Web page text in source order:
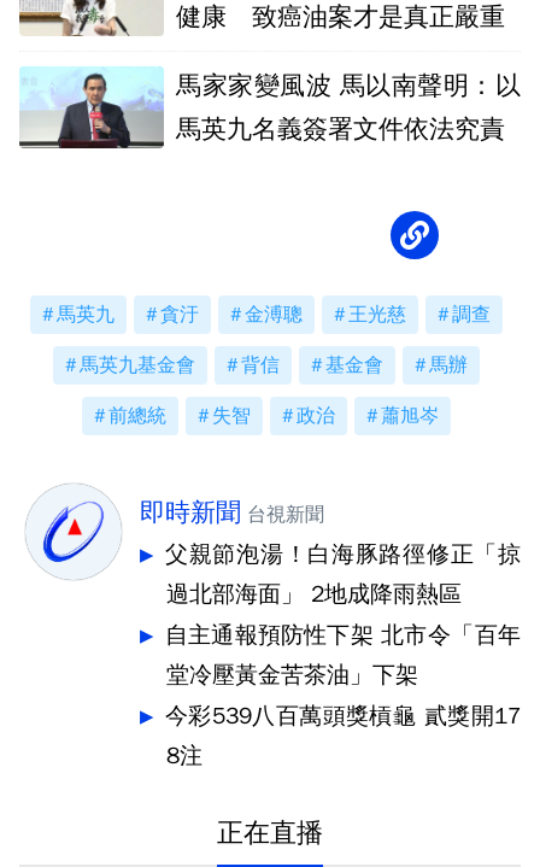
健康 致癌油案才是真正嚴重
馬家家變風波 馬以南聲明：以
馬英九名義簽署文件依法究責
馬英九 貪汙 金溥聰 王光慈 調查
馬英九基金會 背信 基金會 馬辦
前總統 失智 政治 蕭旭岑
即時新聞 台視新聞
父親節泡湯！白海豚路徑修正「掠
過北部海面」 2地成降雨熱區
自主通報預防性下架 北市令「百年
堂冷壓黃金苦茶油」下架
今彩539八百萬頭獎槓龜 貳獎開17
8注
正在直播